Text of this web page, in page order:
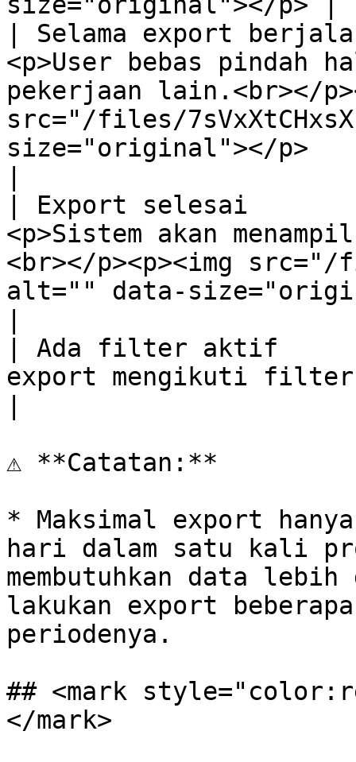
| Selama export
<p>User bebas pindah
pekerjaan lain.<br></
src="/files/
size="original"></p>
| Export selesai
<p>Sistem akan
<br></p><p><img src="/
alt="" data-
| Ada filter aktif
export mengikuti filter
⚠️ **Catatan:**
* Maksimal export
hari dalam satu kali
membutuhkan data
lakukan export
periodenya.
## <mark
</mark>